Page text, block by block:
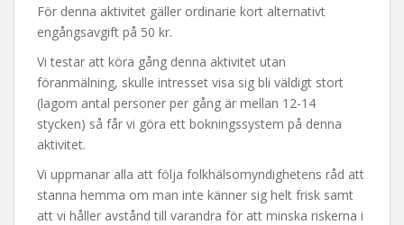
För denna aktivitet gäller ordinarie kort alternativt
engångsavgift på 50 kr.
Vi testar att köra gång denna aktivitet utan
föranmälning, skulle intresset visa sig bli väldigt stort
(lagom antal personer per gång är mellan 12-14
stycken) så får vi göra ett bokningssystem på denna
aktivitet.
Vi uppmanar alla att följa folkhälsomyndighetens råd att
stanna hemma om man inte känner sig helt frisk samt
att vi håller avstånd till varandra för att minska riskerna i